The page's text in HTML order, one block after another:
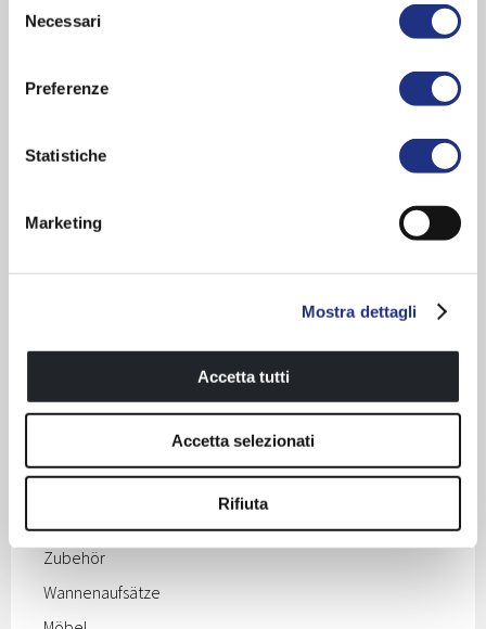
delNecessari
Preferenze
Statistiche
Marketing
Mostra dettagli
Accetta tutti
Accetta selezionati
Rifiuta
Novellini Inox
Novellini Wellness
Walk-In Lösungen
Duschpaneele
Sauna & Hammam
Zubehör
Wannenaufsätze